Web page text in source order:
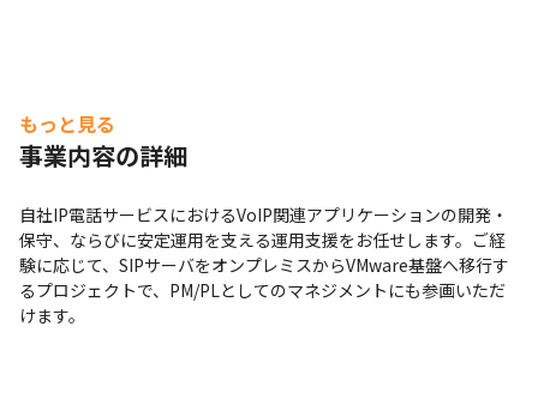
もっと見る
事業内容の詳細
自社IP電話サービスにおけるVoIP関連アプリケーションの開発・
保守、ならびに安定運用を支える運用支援をお任せします。ご経
験に応じて、SIPサーバをオンプレミスからVMware基盤へ移行す
るプロジェクトで、PM/PLとしてのマネジメントにも参画いただ
けます。